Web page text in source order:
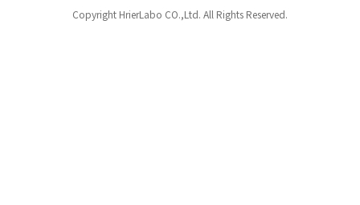
Copyright HrierLabo CO.,Ltd. All Rights Reserved.